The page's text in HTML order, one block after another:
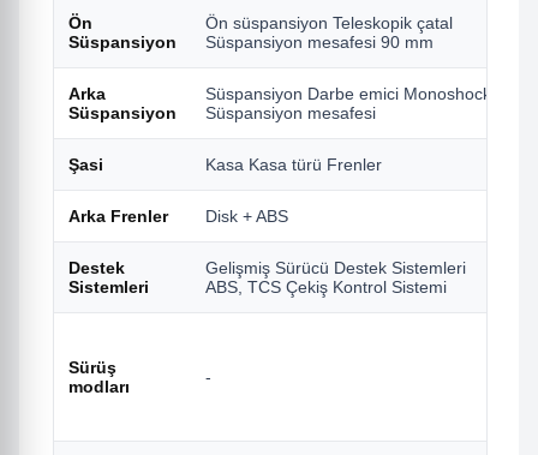
Ön
Süspansiyon
Ön süspansiyon Teleskopik çatal
Süspansiyon mesafesi 90 mm
Arka
Süspansiyon
Süspansiyon Darbe emici Monoshock
Süspansiyon mesafesi
Şasi Kasa Kasa türü Frenler
Arka Frenler Disk + ABS
Destek
Sistemleri
Gelişmiş Sürücü Destek Sistemleri
ABS, TCS Çekiş Kontrol Sistemi
Sürüş
modları
-